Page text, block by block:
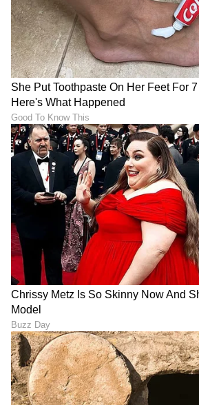
Atiq Ahmed: ಗ್ಯಾಂಗಸ್ಟಾರ್
ಅತೀಕ್ ಅಹ್ಮದ್ ಮಗನ ಕಾರು
ಶೋಧನೆಯಲ್ಲಿ ಪೊಲೀಸರಿಗೆ
ಶಾಕ್! ಸಿಕ್ಕ ಆ ಎರಡು ಪುಸ್ತಕಗಳ
ಹಿಂದೆ ಅಡಗಿದ ಕಥೆಯೇನು?
Saif Ali
ಮದುವೆಗೆ
ಎಂಟ್ರಿ?
ಫ್ಯಾಮಿಲಿ!
'ಅಮೃತಧಾರೆ'ಯಲ್ಲಿ ನಾಗತಿಹಳ್ಳಿ
ಭೂಮಿಕಾ ಬಗ್ಗೆ ಅಭಿಮಾನಿಗಳಲ್ಲಿ
ಶುರುವಾಯ್ತು ಆತಂಕ!
ತಿಂಗಳು
LATEST VIDEOS
"ರಾಜಕೀಯ ಬೇಡ, ಸಿನಿಮಾನೇ